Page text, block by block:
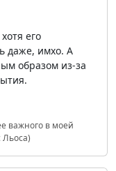
его
даже, имхо. А
образом из-за
важного в моей